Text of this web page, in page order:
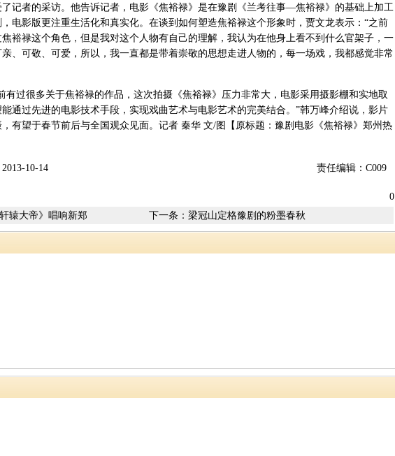
记者的采访。他告诉记者，电影《焦裕禄》是在豫剧《兰考往事—焦裕禄》的基础上加工
电影版更注重生活化和真实化。在谈到如何塑造焦裕禄这个形象时，贾文龙表示：“之前
裕禄这个角色，但是我对这个人物有自己的理解，我认为在他身上看不到什么官架子，一
、可敬、可爱，所以，我一直都是带着崇敬的思想走进人物的，每一场戏，我都感觉非常
过很多关于焦裕禄的作品，这次拍摄《焦裕禄》压力非常大，电影采用摄影棚和实地取
通过先进的电影技术手段，实现戏曲艺术与电影艺术的完美结合。”韩万峰介绍说，影片
有望于春节前后与全国观众见面。记者 秦华 文/图【原标题：豫剧电影《焦裕禄》郑州热
责任编辑：C009
10-14
0
下一条： 梁冠山定格豫剧的粉墨春秋
辕大帝》唱响新郑